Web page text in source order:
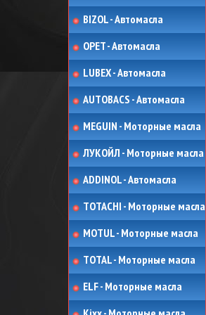
BIZOL - Автомасла
OPET - Автомасла
LUBEX - Автомасла
AUTOBACS - Автомасла
MEGUIN - Моторные масла
ЛУКОЙЛ - Моторные масла
ADDINOL - Автомасла
TOTACHI - Моторные масла
MOTUL - Моторные масла
TOTAL - Моторные масла
ELF - Моторные масла